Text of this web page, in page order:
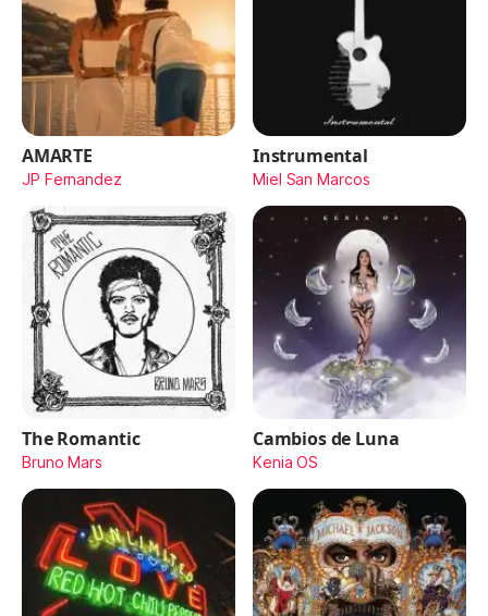
AMARTE
JP Fernandez
Instrumental
Miel San Marcos
The Romantic
Bruno Mars
Cambios de Luna
Kenia OS